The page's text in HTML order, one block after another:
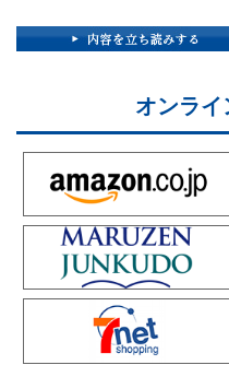
オンラ